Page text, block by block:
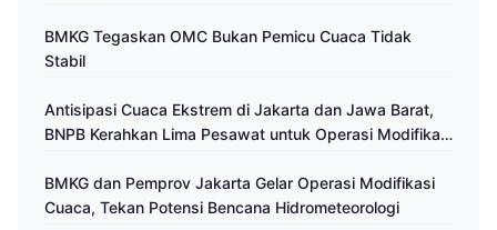
BMKG Tegaskan OMC Bukan Pemicu Cuaca Tidak
Stabil
Antisipasi Cuaca Ekstrem di Jakarta dan Jawa Barat,
BNPB Kerahkan Lima Pesawat untuk Operasi Modifikasi
BMKG dan Pemprov Jakarta Gelar Operasi Modifikasi
Cuaca, Tekan Potensi Bencana Hidrometeorologi